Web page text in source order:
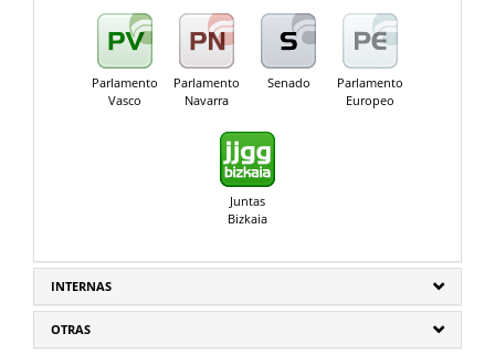
Parlamento
Vasco
Parlamento
Navarra
Senado
Parlamento
Europeo
Juntas
Bizkaia
INTERNAS
OTRAS